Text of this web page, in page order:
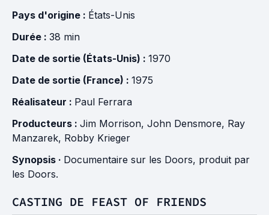
Pays d'origine : États-Unis
Durée : 38 min
Date de sortie (États-Unis) : 1970
Date de sortie (France) : 1975
Réalisateur : Paul Ferrara
Producteurs : Jim Morrison, John Densmore, Ray
Manzarek, Robby Krieger
Synopsis · Documentaire sur les Doors, produit par
les Doors.
CASTING DE FEAST OF FRIENDS